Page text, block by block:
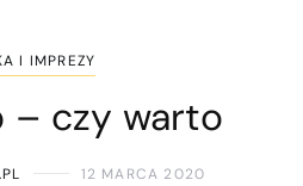
I IMPREZY
– czy warto
12 MARCA 2020